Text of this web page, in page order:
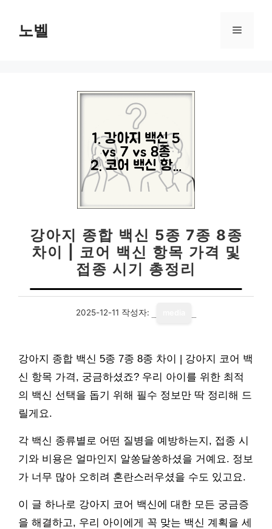
노벨 메
강아지 종합 백신 5종 7종 8종
차이 | 코어 백신 항목 가격 및
접종 시기 총정리
2025-12-11 작성자:
강아지 종합 백신 5종 7종 8종 차이 | 강아지 코어 백
신 항목 가격, 궁금하셨죠? 우리 아이를 위한 최적
의 백신 선택을 돕기 위해 필수 정보만 딱 정리해 드
릴게요.
각 백신 종류별로 어떤 질병을 예방하는지, 접종 시
기와 비용은 얼마인지 알쏭달쏭하셨을 거예요. 정보
가 너무 많아 오히려 혼란스러우셨을 수도 있고요.
이 글 하나로 강아지 코어 백신에 대한 모든 궁금증
을 해결하고, 우리 아이에게 꼭 맞는 백신 계획을 세